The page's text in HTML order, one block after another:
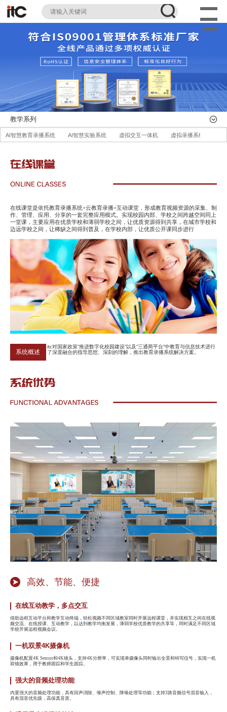
教学系列
AI智慧教育录播系统 AI智慧实验系统 虚拟交互一体机 虚拟录播系统
大数据精准教学平台
AI智慧校园场室管理系统
在线课堂是依托教育录播系统+云教育录播+互动课堂，形成教育视频资源的采集、制
作、管理、应用、分享的一套完整应用模式。实现校园内部、学校之间跨越空间同上
一堂课，主要应用在优质学校和薄弱学校之间，让优质资源得到共享，在城市学校和
边远学校之间，让稀缺之间得到普及，在学校内部，让优质公开课同步进行
系统概述
itc对国家政策“推进数字化校园建设”以及“三通两平台”中教育与信息技术进行
了深度融合的指导思想、深刻的理解，推出教育录播系统解决方案。
高效、节能、便捷
在线互动教学，多点交互
借助远程互动平台和教学互动终端，轻松视频不同区域教室同时开展远程课堂，并实现相互之间在线视
频交流、在线授课、互动教学，以达到教学均衡发展，薄弱学校优质教学的共享等，同时满足不同区域
学校开展远程视频会议。
一机双景4K摄像机
摄像机配置4K Sensor和4K镜头，支持4K分辨率，可实现单摄像头同时输出全景和特写信号，实现一机
双镜效果，用于教师跟踪和学生跟踪。
强大的音频处理功能
内置强大的音频处理功能，具有回声消除、噪声控制、降噪处理等功能；支持3路音频信号混音输入，
具有混音优先级，高保真音质。